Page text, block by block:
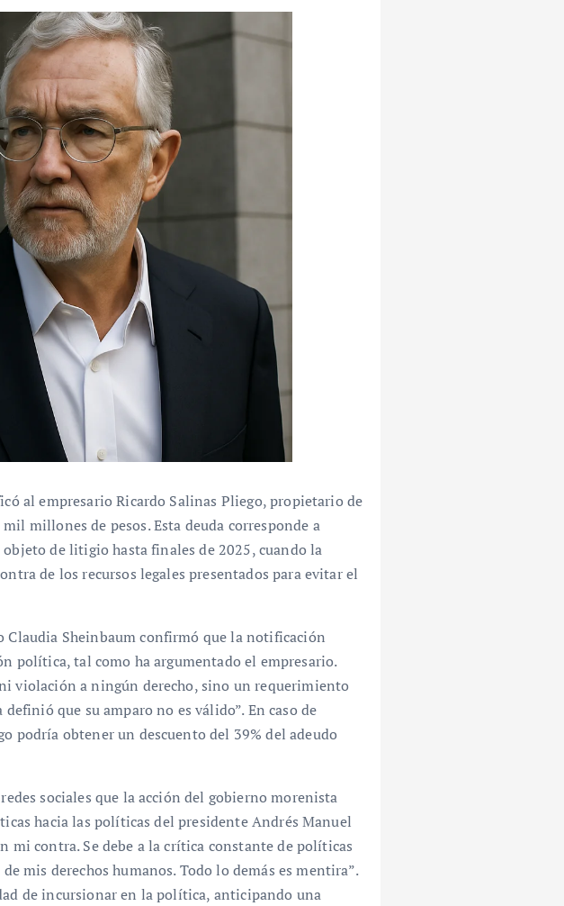
al empresario Ricardo Salinas Pliego, propietario de
millones de pesos. Esta deuda corresponde a
de litigio hasta finales de 2025, cuando la
de los recursos legales presentados para evitar el
Sheinbaum confirmó que la notificación
política, tal como ha argumentado el empresario.
violación a ningún derecho, sino un requerimiento
que su amparo no es válido”. En caso de
podría obtener un descuento del 39% del adeudo
sociales que la acción del gobierno morenista
hacia las políticas del presidente Andrés Manuel
mi contra. Se debe a la crítica constante de políticas
mis derechos humanos. Todo lo demás es mentira”.
de incursionar en la política, anticipando una